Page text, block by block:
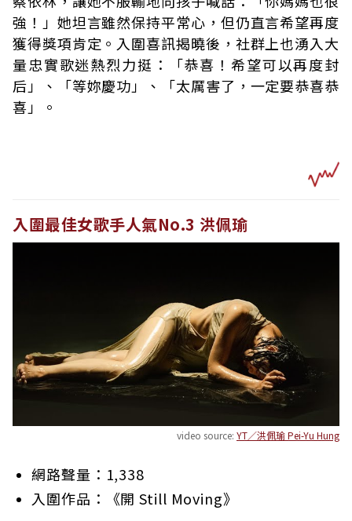
強！」她坦言雖然保持平常心，但仍直言希望再度
獲得獎項肯定。入圍喜訊揭曉後，社群上也湧入大
量忠實歌迷熱烈力挺：「恭喜！希望可以再度封
后」、「等妳慶功」、「太厲害了，一定要恭喜恭
喜」。
入圍最佳女歌手人氣No.3 洪佩瑜
video source: YT／洪佩瑜 Pei-Yu Hung
網路聲量：1,338
入圍作品：《開 Still Moving》